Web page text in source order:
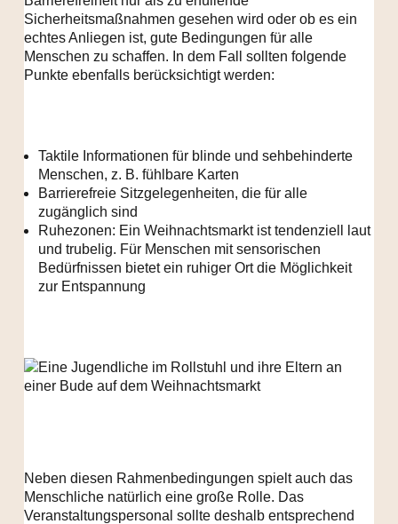
Sicherheitsmaßnahmen gesehen wird oder ob es ein
echtes Anliegen ist, gute Bedingungen für alle
Menschen zu schaffen. In dem Fall sollten folgende
Punkte ebenfalls berücksichtigt werden:
Taktile Informationen für blinde und sehbehinderte
Menschen, z. B. fühlbare Karten
Barrierefreie Sitzgelegenheiten, die für alle
zugänglich sind
Ruhezonen: Ein Weihnachtsmarkt ist tendenziell laut
und trubelig. Für Menschen mit sensorischen
Bedürfnissen bietet ein ruhiger Ort die Möglichkeit
zur Entspannung
Neben diesen Rahmenbedingungen spielt auch das
Menschliche natürlich eine große Rolle. Das
Veranstaltungspersonal sollte deshalb entsprechend